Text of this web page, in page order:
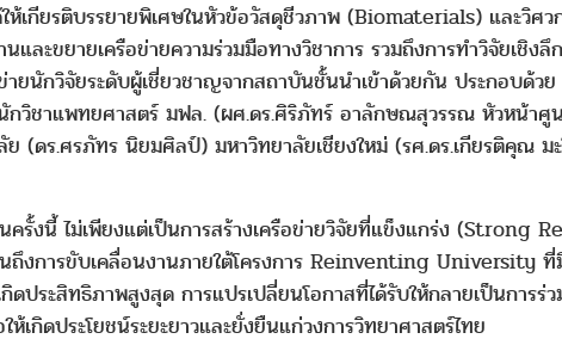
เกียรติบรรยายพิเศษในหัวข้อวัสดุชีวภาพ (Biomaterials) และวิ
และขยายเครือข่ายความร่วมมือทางวิชาการ รวมถึงการทำวิจัยเชิ
ายนักวิจัยระดับผู้เชี่ยวชาญจากสถาบันชั้นนำเข้าด้วยกัน ประกอบด้
วิชาแพทยศาสตร์ มฟล. (ผศ.ดร.ศิริภัทร์ อาลักษณสุวรรณ หัวหน้าศูน
ย (ดร.ศรภัทร นิยมศิลป์) มหาวิทยาลัยเชียงใหม่ (รศ.ดร.เกียรติคุณ
รั้งนี้ ไม่เพียงแต่เป็นการสร้างเครือข่ายวิจัยที่แข็งแกร่ง (Strong
งการขับเคลื่อนงานภายใต้โครงการ Reinventing University
ประสิทธิภาพสูงสุด การแปรเปลี่ยนโอกาสที่ได้รับให้กลายเป็นการ
กิดประโยชน์ระยะยาวและยั่งยืนแก่วงการวิทยาศาสตร์ไทย